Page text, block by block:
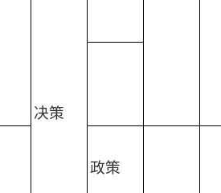
决策
政策